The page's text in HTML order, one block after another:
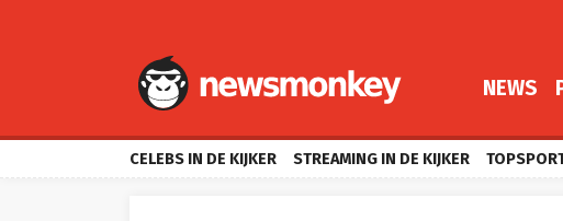
NEWS
CELEBS IN DE KIJKER STREAMING IN DE KIJKER